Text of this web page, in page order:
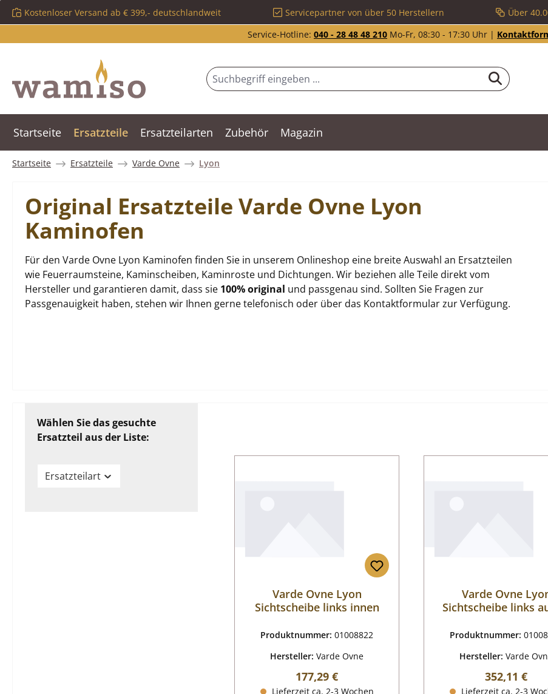
Hauptinhalt springen
Zur Suche springen
Zur Hauptnavigation springen
Kostenloser Versand ab € 399,- deutschlandweit Servicepartner von über 50 Herstellern Über
Service-Hotline: 040 - 28 48 48 210 Mo-Fr, 08:30 - 17:30 Uhr |
Startseite Ersatzteile Ersatzteilarten Zubehör Magazin
Startseite Ersatzteile Varde Ovne Lyon
Original Ersatzteile Varde Ovne Lyon
Kaminofen
Für den Varde Ovne Lyon Kaminofen finden Sie in unserem Onlineshop eine breite Auswahl an Ersatzteilen
wie Feuerraumsteine, Kaminscheiben, Kaminroste und Dichtungen. Wir beziehen alle Teile direkt vom
Hersteller und garantieren damit, dass sie 100% original und passgenau sind. Sollten Sie Fragen zur
Passgenauigkeit haben, stehen wir Ihnen gerne telefonisch oder über das Kontaktformular zur Verfügung.
Wählen Sie das gesuchte
Ersatzteil aus der Liste:
Ersatzteilart
Varde Ovne Lyon
Sichtscheibe links innen
Produktnummer:01008822
Hersteller:Varde Ovne
Regulärer Preis:
177,29 €
Lieferzeit ca. 2-3 Wochen
Varde Ovne
Sichtscheibe links
Produktnummer:
Hersteller:Varde
Regulärer
352,11 €
Lieferzeit ca. 2-3